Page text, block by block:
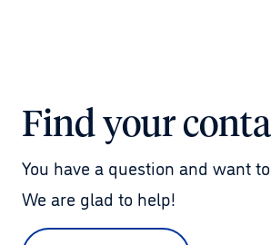
Find your
You have a question and want
We are glad to help!